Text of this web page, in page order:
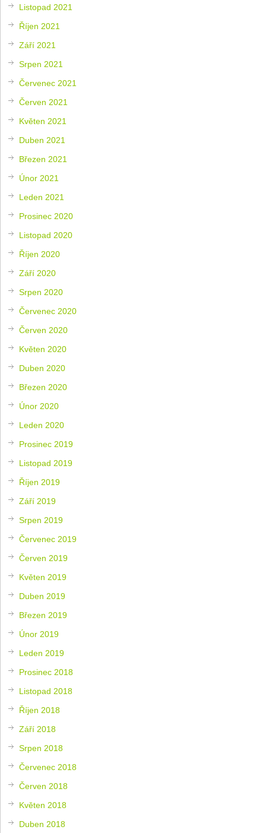
Listopad 2021
Říjen 2021
Září 2021
Srpen 2021
Červenec 2021
Červen 2021
Květen 2021
Duben 2021
Březen 2021
Únor 2021
Leden 2021
Prosinec 2020
Listopad 2020
Říjen 2020
Září 2020
Srpen 2020
Červenec 2020
Červen 2020
Květen 2020
Duben 2020
Březen 2020
Únor 2020
Leden 2020
Prosinec 2019
Listopad 2019
Říjen 2019
Září 2019
Srpen 2019
Červenec 2019
Červen 2019
Květen 2019
Duben 2019
Březen 2019
Únor 2019
Leden 2019
Prosinec 2018
Listopad 2018
Říjen 2018
Září 2018
Srpen 2018
Červenec 2018
Červen 2018
Květen 2018
Duben 2018